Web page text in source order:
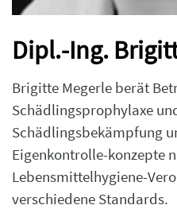
Dipl.-Ing.
Brigitte Megerle berät
Schädlingsprophylaxe
Schädlingsbekämpfung
Eigenkontrolle-konzepte
Lebensmittelhygiene-
verschiedene Standards.